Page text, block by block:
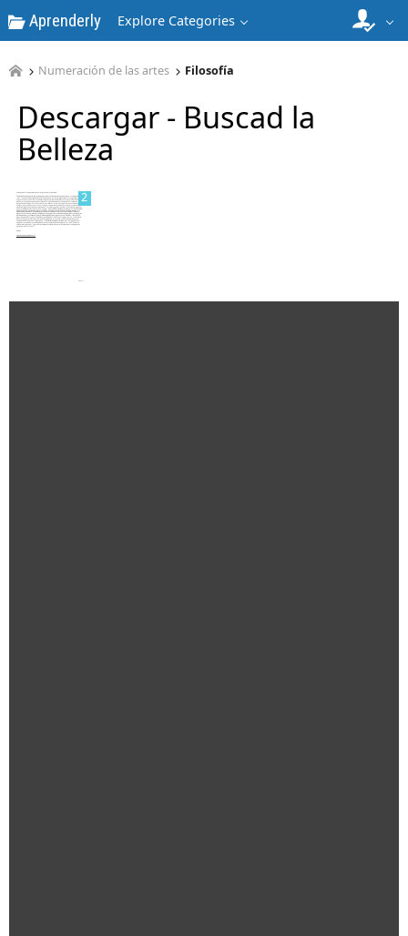
Aprenderly Explore Categories
Numeración de las artes Filosofía
Descargar - Buscad la
Belleza
1
2